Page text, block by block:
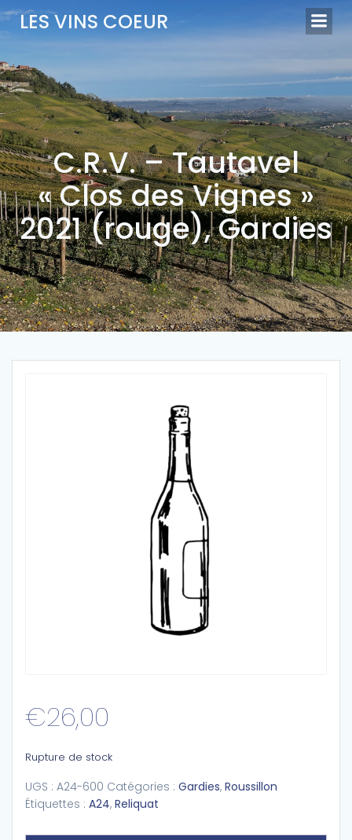
Aller
au
contenu
LES VINS COEUR
C.R.V. – Tautavel
« Clos des Vignes »
2021 (rouge), Gardies
€26,00
Rupture de stock
UGS : A24-600 Catégories : Gardies, Roussillon
Étiquettes : A24, Reliquat